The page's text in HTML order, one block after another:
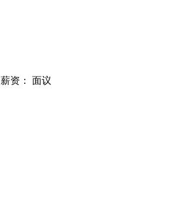
薪资： 面议